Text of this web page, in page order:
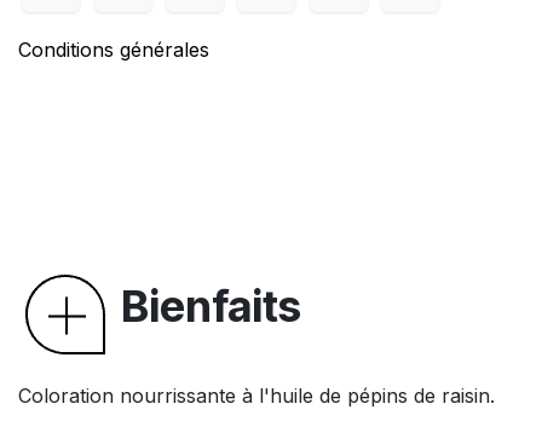
Conditions générales
Bienfaits
Coloration nourrissante à l'huile de pépins de raisin.